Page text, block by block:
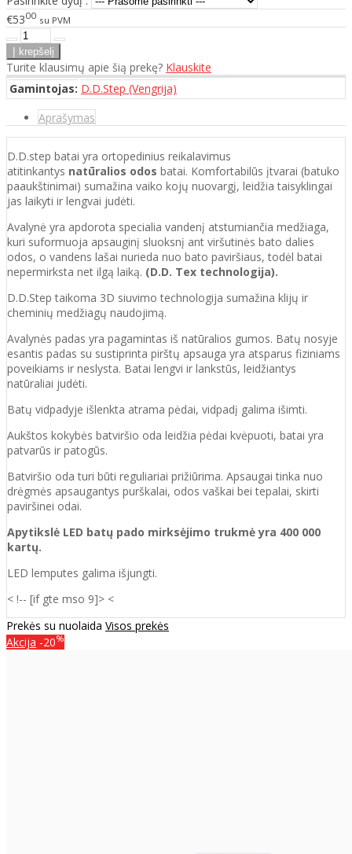
€5300 su PVM
Turite klausimų apie šią prekę? Klauskite
Gamintojas: D.D.Step (Vengrija)
Aprašymas
D.D.step batai yra ortopedinius reikalavimus
atitinkantys natūralios odos batai. Komfortabilūs įtvarai (batuko
paaukštinimai) sumažina vaiko kojų nuovargį, leidžia taisyklingai
jas laikyti ir lengvai judėti.
Avalynė yra apdorota specialia vandenį atstumiančia medžiaga,
kuri suformuoja apsauginį sluoksnį ant viršutinės bato dalies
odos, o vandens lašai nurieda nuo bato paviršiaus, todėl batai
nepermirksta net ilgą laiką. (D.D. Tex technologija).
D.D.Step taikoma 3D siuvimo technologija sumažina klijų ir
cheminių medžiagų naudojimą.
Avalynės padas yra pagamintas iš natūralios gumos. Batų nosyje
esantis padas su sustiprinta pirštų apsauga yra atsparus fiziniams
poveikiams ir neslysta. Batai lengvi ir lankstūs, leidžiantys
natūraliai judėti.
Batų vidpadyje išlenkta atrama pėdai, vidpadį galima išimti.
Aukštos kokybės batviršio oda leidžia pėdai kvėpuoti, batai yra
patvarūs ir patogūs.
Batviršio oda turi būti reguliariai prižiūrima. Apsaugai tinka nuo
drėgmės apsaugantys purškalai, odos vaškai bei tepalai, skirti
paviršinei odai.
Apytikslė LED batų pado mirksėjimo trukmė yra 400 000
kartų.
LED lemputes galima išjungti.
< !-- [if gte mso 9]> <
Prekės su nuolaida Visos prekės
Akcija -20%